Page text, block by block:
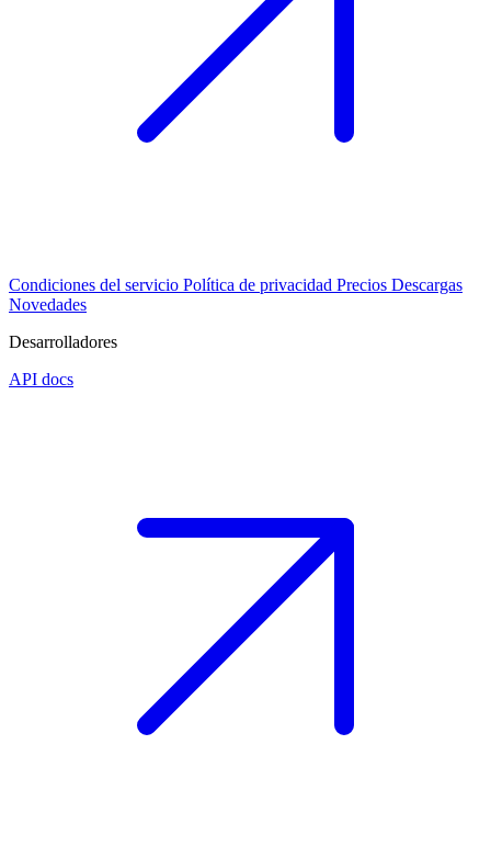
Condiciones del servicio Política de privacidad Precios Descargas
Novedades
Desarrolladores
API docs